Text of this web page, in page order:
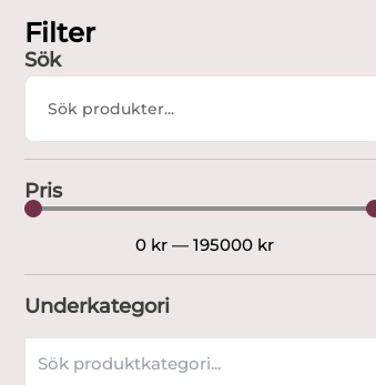
Filter
Sök
Search
Pris
0 kr— 195000 kr
Underkategori